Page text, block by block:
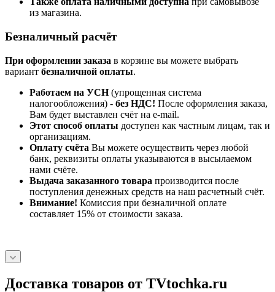
из магазина.
Безналичный расчёт
При оформлении заказа в корзине вы можете выбрать
вариант безналичной оплаты.
Работаем на УСН(упрощенная система
налогообложения) - без НДС! После оформления заказа,
Вам будет выставлен счёт на e-mail.
Этот способ оплаты доступен как частным лицам, так и
организациям.
Оплату счёта Вы можете осуществить через любой
банк, реквизиты оплаты указываются в высылаемом
нами счёте.
Выдача заказанного товара производится после
поступления денежных средств на наш расчетный счёт.
Внимание! Комиссия при безналичной оплате
составляет 15% от стоимости заказа.
Доставка товаров от TVtochka.ru